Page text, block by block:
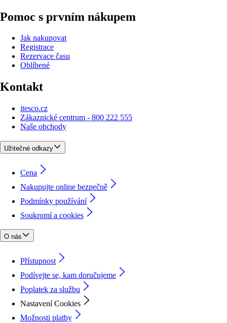
Pomoc s prvním nákupem
Jak nakupovat
Registrace
Rezervace času
Oblíbené
Kontakt
itesco.cz
Zákaznické centrum - 800 222 555
Naše obchody
Užitečné odkazy
Cena
Nakupujte online bezpečně
Podmínky používání
Soukromí a cookies
O nás
Přístupnost
Podívejte se, kam doručujeme
Poplatek za službu
Nastavení Cookies
Možnosti platby